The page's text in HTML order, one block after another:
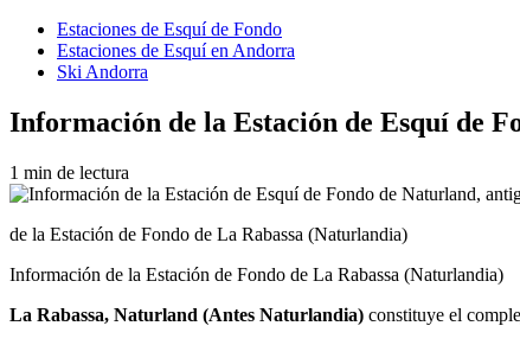
Estaciones de Esquí de Fondo
Estaciones de Esquí en Andorra
Ski Andorra
Información de la Estación de Esquí de
1 min de lectura
de la Estación de Fondo de La Rabassa (Naturlandia)
Información de la Estación de Fondo de La Rabassa (Naturlandia)
La Rabassa, Naturland (Antes Naturlandia) constituye el